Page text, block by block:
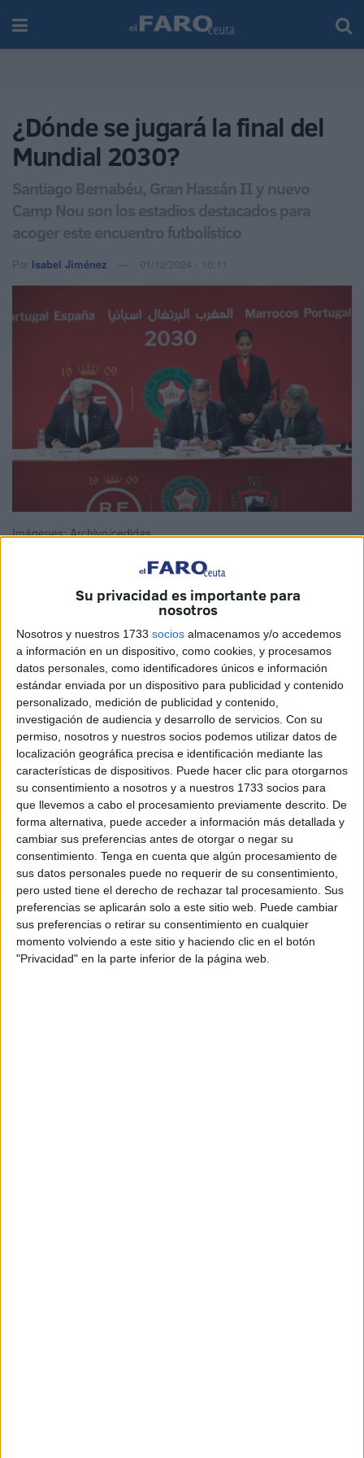
Su privacidad es importante para
nosotros
Nosotros y nuestros 1733 socios almacenamos y/o accedemos
a información en un dispositivo, como cookies, y procesamos
datos personales, como identificadores únicos e información
estándar enviada por un dispositivo para publicidad y contenido
personalizado, medición de publicidad y contenido,
investigación de audiencia y desarrollo de servicios. Con su
permiso, nosotros y nuestros socios podemos utilizar datos de
localización geográfica precisa e identificación mediante las
características de dispositivos. Puede hacer clic para otorgarnos
su consentimiento a nosotros y a nuestros 1733 socios para
que llevemos a cabo el procesamiento previamente descrito. De
forma alternativa, puede acceder a información más detallada y
cambiar sus preferencias antes de otorgar o negar su
consentimiento. Tenga en cuenta que algún procesamiento de
sus datos personales puede no requerir de su consentimiento,
pero usted tiene el derecho de rechazar tal procesamiento. Sus
preferencias se aplicarán solo a este sitio web. Puede cambiar
sus preferencias o retirar su consentimiento en cualquier
momento volviendo a este sitio y haciendo clic en el botón
"Privacidad" en la parte inferior de la página web.
¿Dónde se jugará la final del
Mundial 2030?
Santiago Bernabéu, Gran Hassán II y nuevo
Camp Nou son los estadios destacados para
acoger este encuentro futbolístico
Por Isabel Jiménez 01/12/2024 - 10:11
Imágenes: Archivo/cedidas
Tras el informe favorable de la FIFA a la candidatura de
España, Marruecos y Portugal para albergar la Copa
Mundial de Fútbol el próximo año 2030, ahora se plantea
una pregunta para todos los amantes del balompié y para
el propio comité organizador, ¿dónde se va a jugar la final
de este evento deportivo?
Aunque todo hace prever que la sede en la que los
equipos finalistas lucharán por hacerse con el preciado
trofeo Jules Rimet será el estadio Santiago Bernabéu, a
este emplazamiento le han salido duros rivales, como son
el estadio Gran Hassán II de Casablanca y el nuevo
Spotify Camp Nou de Barcelona.